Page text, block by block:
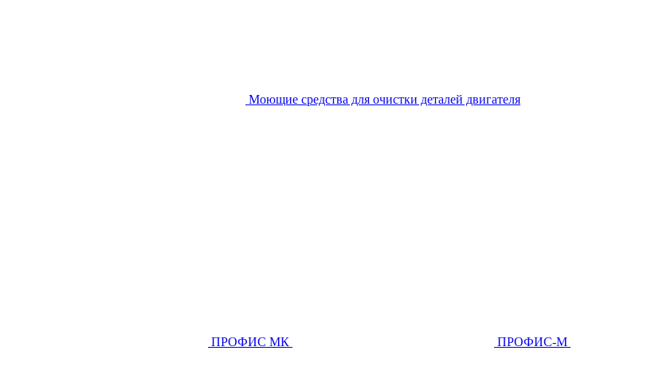
Моющие средства для очистки деталей двигателя
ПРОФИС МК ПРОФИС-М